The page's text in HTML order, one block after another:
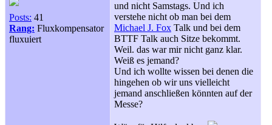
Posts: 41
Rang: Fluxkompensator
fluxuiert
und nicht Samstags. Und ich
verstehe nicht ob man bei dem
Michael J. Fox Talk und bei dem
BTTF Talk auch Sitze bekommt.
Weil. das war mir nicht ganz klar.
Weiß es jemand?
Und ich wollte wissen bei denen die
hingehen ob wir uns vielleicht
jemand anschließen könnten auf der
Messe?